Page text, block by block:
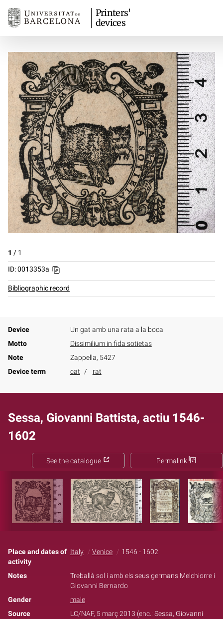
Printers'
devices
1 / 1
ID: 0013353a
Bibliographic record
Device
Un gat amb una rata a la boca
Motto
Dissimilium in fida sotietas
Note
Zappella, 5427
Device term
cat rat
Sessa, Giovanni Battista, actiu 1546-
1602
Permalink
See the catalogue
Place and dates of
activity
Italy Venice 1546 - 1602
Notes
Treballà sol i amb els seus germans Melchiorre i
Giovanni Bernardo
Gender
male
Source
LC/NAF, 5 març 2013 (enc.: Sessa, Giovanni